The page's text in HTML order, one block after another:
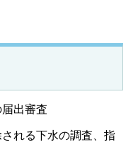
出審査
れる下水の調査、指